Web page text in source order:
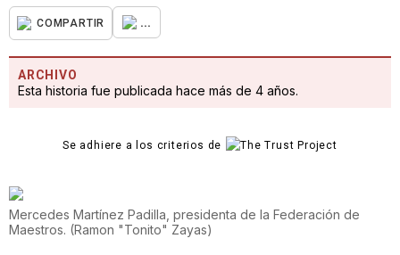
COMPARTIR ...
ARCHIVO
Esta historia fue publicada hace más de 4 años.
Se adhiere a los criterios de
Mercedes Martínez Padilla, presidenta de la Federación de
Maestros. (Ramon "Tonito" Zayas)